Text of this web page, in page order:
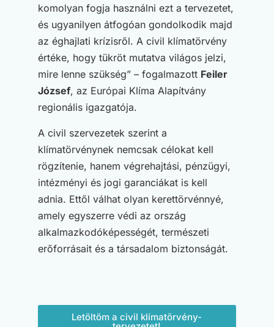
komolyan fogja használni ezt a tervezetet,
és ugyanilyen átfogóan gondolkodik majd
az éghajlati krízisről. A civil klímatörvény
értéke, hogy tükröt mutatva világos jelzi,
mire lenne szükség” – fogalmazott Feiler
József, az Európai Klíma Alapítvány
regionális igazgatója.
A civil szervezetek szerint a
klímatörvénynek nemcsak célokat kell
rögzítenie, hanem végrehajtási, pénzügyi,
intézményi és jogi garanciákat is kell
adnia. Ettől válhat olyan kerettörvénnyé,
amely egyszerre védi az ország
alkalmazkodóképességét, természeti
erőforrásait és a társadalom biztonságát.
Letöltöm a civil klímatörvény-